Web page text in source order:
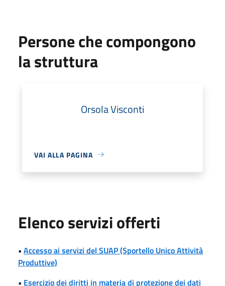
Persone che compongono
la struttura
Orsola Visconti
VAI ALLA PAGINA
Elenco servizi offerti
• Accesso ai servizi del SUAP (Sportello Unico Attività
Produttive)
• Esercizio dei diritti in materia di protezione dei dati